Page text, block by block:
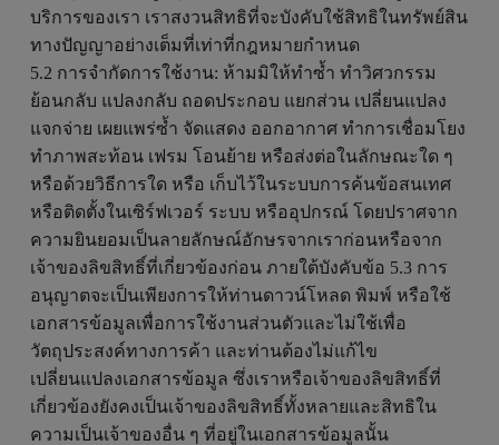
บริการของเรา เราสงวนสิทธิที่จะบังคับใช้สิทธิในทรัพย์สิน
ทางปัญญาอย่างเต็มที่เท่าที่กฎหมายกำหนด
5.2 การจำกัดการใช้งาน: ห้ามมิให้ทำซ้ำ ทำวิศวกรรม
ย้อนกลับ แปลงกลับ ถอดประกอบ แยกส่วน เปลี่ยนแปลง
แจกจ่าย เผยแพร่ซ้ำ จัดแสดง ออกอากาศ ทำการเชื่อมโยง
ทำภาพสะท้อน เฟรม โอนย้าย หรือส่งต่อในลักษณะใด ๆ
หรือด้วยวิธีการใด หรือ เก็บไว้ในระบบการค้นข้อสนเทศ
หรือติดตั้งในเซิร์ฟเวอร์ ระบบ หรืออุปกรณ์ โดยปราศจาก
ความยินยอมเป็นลายลักษณ์อักษรจากเราก่อนหรือจาก
เจ้าของลิขสิทธิ์ที่เกี่ยวข้องก่อน ภายใต้บังคับข้อ 5.3 การ
อนุญาตจะเป็นเพียงการให้ท่านดาวน์โหลด พิมพ์ หรือใช้
เอกสารข้อมูลเพื่อการใช้งานส่วนตัวและไม่ใช้เพื่อ
วัตถุประสงค์ทางการค้า และท่านต้องไม่แก้ไข
เปลี่ยนแปลงเอกสารข้อมูล ซึ่งเราหรือเจ้าของลิขสิทธิ์ที่
เกี่ยวข้องยังคงเป็นเจ้าของลิขสิทธิ์ทั้งหลายและสิทธิใน
ความเป็นเจ้าของอื่น ๆ ที่อยู่ในเอกสารข้อมูลนั้น